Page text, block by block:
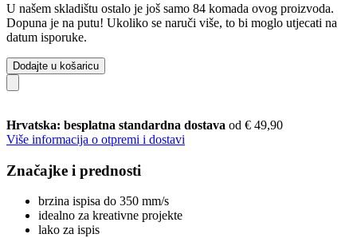
U našem skladištu ostalo je još samo 84 komada ovog proizvoda.
Dopuna je na putu! Ukoliko se naruči više, to bi moglo utjecati na
datum isporuke.
Dodajte u košaricu
Hrvatska: besplatna standardna dostava od € 49,90
Više informacija o otpremi i dostavi
Značajke i prednosti
brzina ispisa do 350 mm/s
idealno za kreativne projekte
lako za ispis